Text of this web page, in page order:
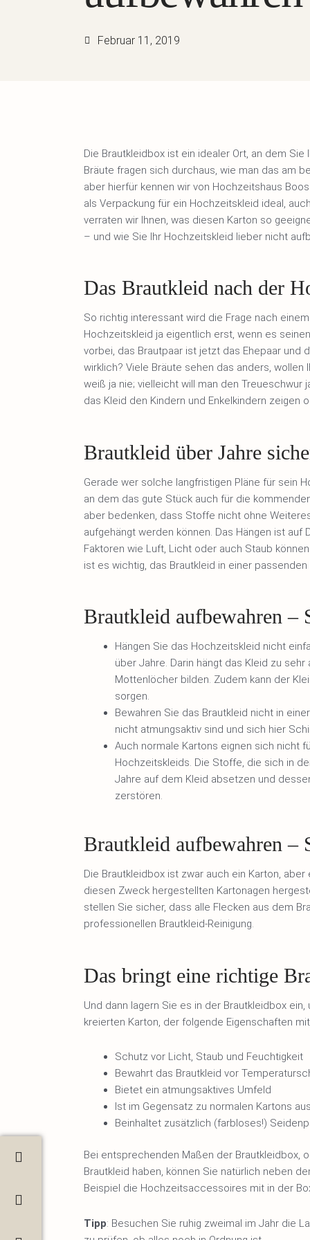
Februar 11, 2019
Die Brautkleidbox ist ein idealer Ort, an dem Sie
Bräute fragen sich durchaus, wie man das am
aber hierfür kennen wir von Hochzeitshaus
als Verpackung für ein Hochzeitskleid ideal,
verraten wir Ihnen, was diesen Karton so
– und wie Sie Ihr Hochzeitskleid lieber nicht
Das Brautkleid nach der
So richtig interessant wird die Frage nach
Hochzeitskleid ja eigentlich erst, wenn es
vorbei, das Brautpaar ist jetzt das Ehepaar
wirklich? Viele Bräute sehen das anders, wollen
weiß ja nie; vielleicht will man den Treueschwur
das Kleid den Kindern und Enkelkindern zeigen
Brautkleid über Jahre
Gerade wer solche langfristigen Pläne für sein
an dem das gute Stück auch für die
aber bedenken, dass Stoffe nicht ohne
aufgehängt werden können. Das Hängen ist
Faktoren wie Luft, Licht oder auch Staub
ist es wichtig, das Brautkleid in einer
Brautkleid aufbewahren –
Hängen Sie das Hochzeitskleid nicht
über Jahre. Darin hängt das Kleid zu
Mottenlöcher bilden. Zudem kann der
sorgen.
Bewahren Sie das Brautkleid nicht in
nicht atmungsaktiv sind und sich hier
Auch normale Kartons eignen sich nicht
Hochzeitskleids. Die Stoffe, die sich in
Jahre auf dem Kleid absetzen und
zerstören.
Brautkleid aufbewahren –
Die Brautkleidbox ist zwar auch ein Karton,
diesen Zweck hergestellten Kartonagen
stellen Sie sicher, dass alle Flecken aus dem
professionellen Brautkleid-Reinigung.
Das bringt eine richtige
Und dann lagern Sie es in der Brautkleidbox
kreierten Karton, der folgende Eigenschaften
Schutz vor Licht, Staub und Feuchtigkeit
Bewahrt das Brautkleid vor
Bietet ein atmungsaktives Umfeld
Ist im Gegensatz zu normalen Kartons
Beinhaltet zusätzlich (farbloses!)
Bei entsprechenden Maßen der Brautkleidbox,
Brautkleid haben, können Sie natürlich neben
Beispiel die Hochzeitsaccessoires mit in der
Tipp: Besuchen Sie ruhig zweimal im Jahr die